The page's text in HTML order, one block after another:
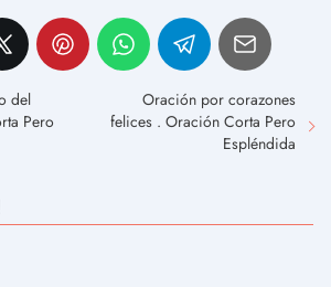
del
Pero
Oración por corazones
felices . Oración Corta Pero
Espléndida